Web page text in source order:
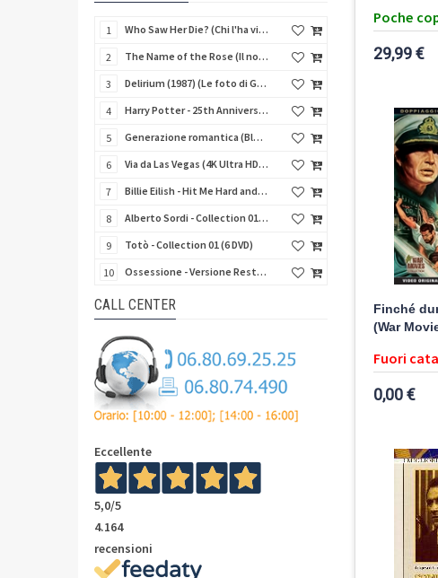
Poche
29,99 €
Finché
(War
Fuori
0,00 €
1 Who Saw Her Die? (Chi l'ha vista morire?) - Limited Edition (Import UK) (Blu-Ray Disc)
2 The Name of the Rose (Il nome della rosa) (Import UK) (4K Ultra HD + Blu-Ray Disc) (NO AUDIO ITA)
3 Delirium (1987) (Le foto di Gioia) (Import UK) (4K Ultra HD + Blu-Ray Disc)
4 Harry Potter - 25th Anniversary Library Case (8 4K Ultra HD + 8 Blu-Ray Disc + Card - SteelBook)
5 Generazione romantica (Blu-Ray Disc)
6 Via da Las Vegas (4K Ultra HD + Blu-Ray Disc)
7 Billie Eilish - Hit Me Hard and Soft The Tour (Import UK) (Blu-Ray Disc) (NO AUDIO ITA)
8 Alberto Sordi - Collection 01 (6 DVD)
9 Totò - Collection 01 (6 DVD)
10 Ossessione - Versione Restaurata 4K
CALL CENTER
Eccellente
5,0/5
4.164
recensioni